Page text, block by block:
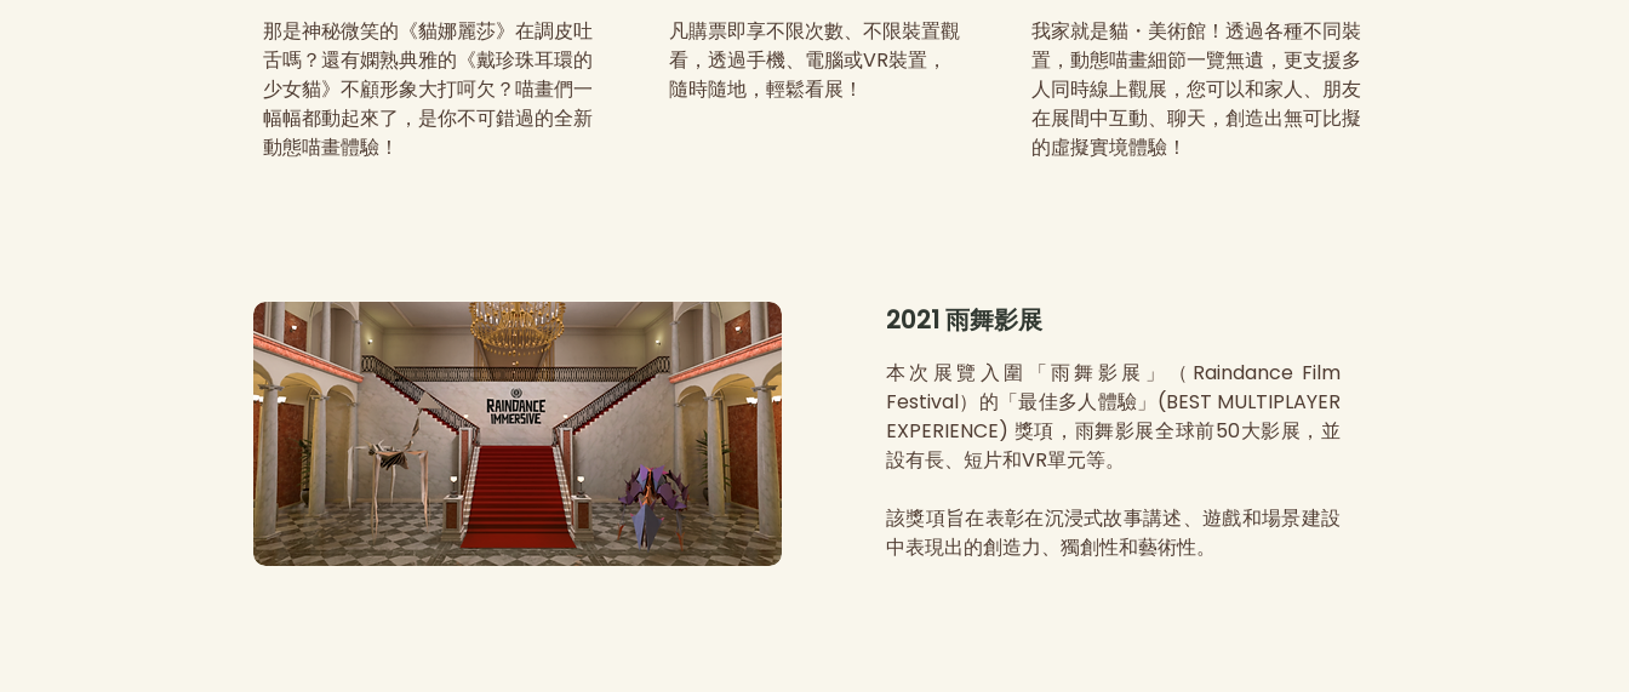
那是神秘微笑的《貓娜麗莎》在調皮吐
舌嗎？還有嫻熟典雅的《戴珍珠耳環的
少女貓》不顧形象大打呵欠？喵畫們一
幅幅都動起來了，是你不可錯過的全新
動態喵畫體驗！
凡購票即享不限次數、不限裝置觀
看，透過手機、電腦或VR裝置，
隨時隨地，輕鬆看展！
我家就是貓・美術館！透過各種不同裝
置，動態喵畫細節一覽無遺，更支援多
人同時線上觀展，您可以和家人、朋友
在展間中互動、聊天，創造出無可比擬
的虛擬實境體驗！
2021 雨舞影展
本次展覽入圍「雨舞影展」（Raindance Film
Festival）的「最佳多人體驗」(BEST MULTIPLAYER
EXPERIENCE) 獎項，雨舞影展全球前50大影展，並
設有長、短片和VR單元等。
該獎項旨在表彰在沉浸式故事講述、遊戲和場景建設
中表現出的創造力、獨創性和藝術性。